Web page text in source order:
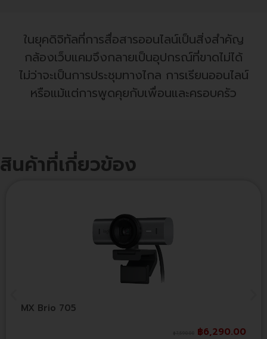
ในยุคดิจิทัลที่การสื่อสารออนไลน์เป็นสิ่งสำคัญ
กล้องเว็บแคมจึงกลายเป็นอุปกรณ์ที่ขาดไม่ได้
ไม่ว่าจะเป็นการประชุมทางไกล การเรียนออนไลน์
หรือแม้แต่การพูดคุยกับเพื่อนและครอบครัว
สินค้าที่เกี่ยวข้อง
MX Brio 705
฿6,290.00